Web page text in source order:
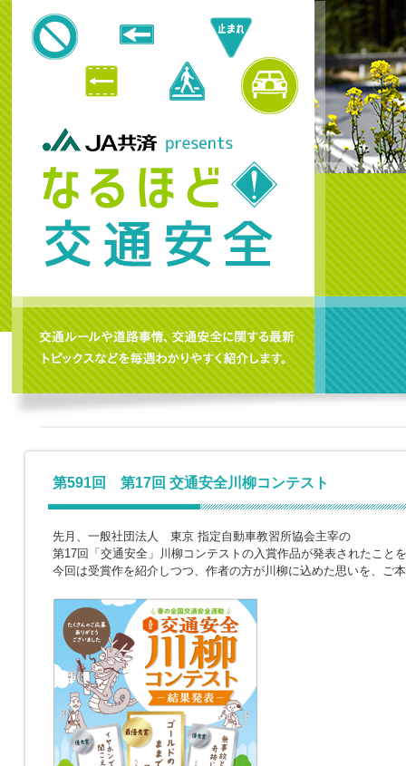
第591回 第17回 交通安全川柳コンテスト
先月、一般社団法人 東京 指定自動車教習所協会主宰の
第17回「交通安全」川柳コンテストの入賞作品が発表されたこと
今回は受賞作を紹介しつつ、作者の方が川柳に込めた思いを、ご